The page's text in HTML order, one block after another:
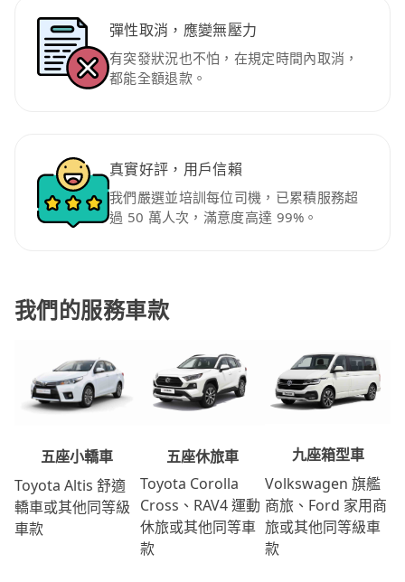
彈性取消，應變無壓力
有突發狀況也不怕，在規定時間內取消，
都能全額退款。
真實好評，用戶信賴
我們嚴選並培訓每位司機，已累積服務超
過 50 萬人次，滿意度高達 99%。
我們的服務車款
五座小轎車
Toyota Altis 舒適
轎車或其他同等級
車款
五座休旅車
Toyota Corolla
Cross、RAV4 運動
休旅或其他同等車
款
九座箱型車
Volkswagen 旗艦
商旅、Ford 家用商
旅或其他同等級車
款